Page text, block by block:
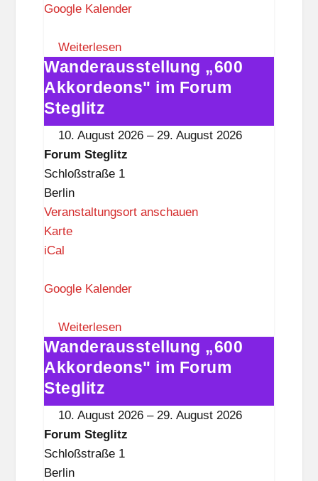
u
S
t
e
g
l
i
t
z
Google Kalender
Weiterlesen
Wanderausstellung
„600
Akkordeons"
im
Forum
Steglitz
Wanderausstellung „600
Akkordeons" im Forum
Steglitz
10. August 2026 – 29. August 2026
Forum Steglitz
Schloßstraße 1
Berlin
Veranstaltungsort anschauen
KarteF
u
S
t
e
g
l
i
t
z
iCal
Google Kalender
Weiterlesen
Wanderausstellung
„600
Akkordeons"
im
Forum
Steglitz
Wanderausstellung „600
Akkordeons" im Forum
Steglitz
10. August 2026 –29. August 2026
Forum Steglitz
Schloßstraße 1
Berlin